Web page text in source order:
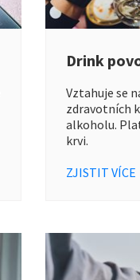
Drink
Vztahuje se
zdravotních
alkoholu.
krvi.
ZJISTIT VÍCE